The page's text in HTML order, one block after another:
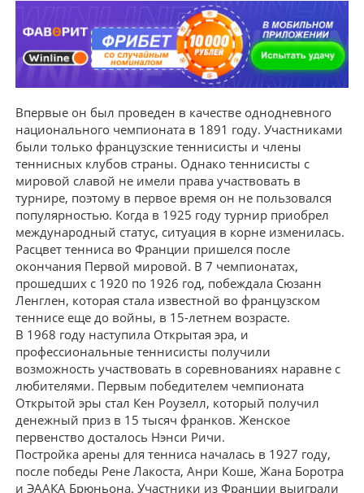
Впервые он был проведен в качестве однодневного
национального чемпионата в 1891 году. Участниками
были только французские теннисисты и члены
теннисных клубов страны. Однако теннисисты с
мировой славой не имели права участвовать в
турнире, поэтому в первое время он не пользовался
популярностью. Когда в 1925 году турнир приобрел
международный статус, ситуация в корне изменилась.
Расцвет тенниса во Франции пришелся после
окончания Первой мировой. В 7 чемпионатах,
прошедших с 1920 по 1926 год, побеждала Сюзанн
Ленглен, которая стала известной во французском
теннисе еще до войны, в 15-летнем возрасте.
В 1968 году наступила Открытая эра, и
профессиональные теннисисты получили
возможность участвовать в соревнованиях наравне с
любителями. Первым победителем чемпионата
Открытой эры стал Кен Роузелл, который получил
денежный приз в 15 тысяч франков. Женское
первенство досталось Нэнси Ричи.
Постройка арены для тенниса началась в 1927 году,
после победы Рене Лакоста, Анри Коше, Жана Боротра
и ЭААКА Брюньона. Участники из Франции выиграли